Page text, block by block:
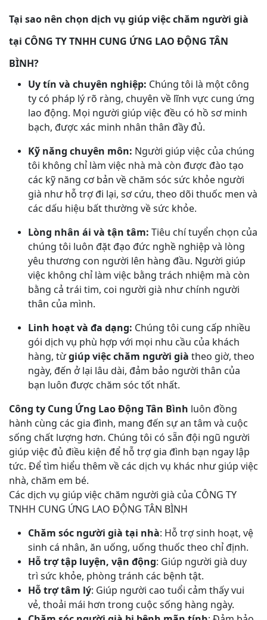
Tại sao nên chọn dịch vụ giúp việc chăm người già
tại CÔNG TY TNHH CUNG ỨNG LAO ĐỘNG TÂN
BÌNH?
Uy tín và chuyên nghiệp: Chúng tôi là một công
ty có pháp lý rõ ràng, chuyên về lĩnh vực cung ứng
lao động. Mọi người giúp việc đều có hồ sơ minh
bạch, được xác minh nhân thân đầy đủ.
Kỹ năng chuyên môn: Người giúp việc của chúng
tôi không chỉ làm việc nhà mà còn được đào tạo
các kỹ năng cơ bản về chăm sóc sức khỏe người
già như hỗ trợ đi lại, sơ cứu, theo dõi thuốc men và
các dấu hiệu bất thường về sức khỏe.
Lòng nhân ái và tận tâm: Tiêu chí tuyển chọn của
chúng tôi luôn đặt đạo đức nghề nghiệp và lòng
yêu thương con người lên hàng đầu. Người giúp
việc không chỉ làm việc bằng trách nhiệm mà còn
bằng cả trái tim, coi người già như chính người
thân của mình.
Linh hoạt và đa dạng: Chúng tôi cung cấp nhiều
gói dịch vụ phù hợp với mọi nhu cầu của khách
hàng, từgiúp việc chăm người già theo giờ, theo
ngày, đến ở lại lâu dài, đảm bảo người thân của
bạn luôn được chăm sóc tốt nhất.
Công ty Cung Ứng Lao Động Tân Bình luôn đồng
hành cùng các gia đình, mang đến sự an tâm và cuộc
sống chất lượng hơn. Chúng tôi có sẵn đội ngũ người
giúp việc đủ điều kiện để hỗ trợ gia đình bạn ngay lập
tức. Để tìm hiểu thêm về các dịch vụ khác như giúp việc
nhà, chăm em bé.
Các dịch vụ giúp việc chăm người già của CÔNG TY
TNHH CUNG ỨNG LAO ĐỘNG TÂN BÌNH
Chăm sóc người già tại nhà: Hỗ trợ sinh hoạt, vệ
sinh cá nhân, ăn uống, uống thuốc theo chỉ định.
Hỗ trợ tập luyện, vận động: Giúp người già duy
trì sức khỏe, phòng tránh các bệnh tật.
Hỗ trợ tâm lý: Giúp người cao tuổi cảm thấy vui
vẻ, thoải mái hơn trong cuộc sống hàng ngày.